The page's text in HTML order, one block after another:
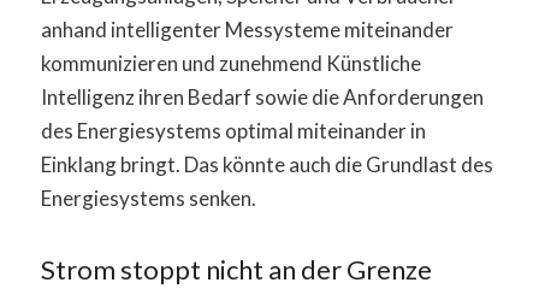
anhand intelligenter Messysteme miteinander
kommunizieren und zunehmend Künstliche
Intelligenz ihren Bedarf sowie die Anforderungen
des Energiesystems optimal miteinander in
Einklang bringt. Das könnte auch die Grundlast des
Energiesystems senken.
Strom stoppt nicht an der Grenze